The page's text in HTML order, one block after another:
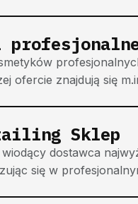
ofercie znajdują się
Sklep
dostawca
się w